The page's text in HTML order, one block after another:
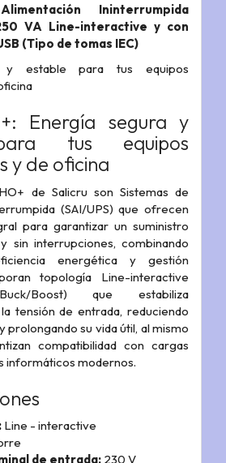
Ininterrumpida
VA Line-interactive y con
(Tipo de tomas IEC)
y estable para tus equipos
Energía segura y
tus equipos
y de oficina
de Salicru son Sistemas de
(SAI/UPS) que ofrecen
para garantizar un suministro
sin interrupciones, combinando
energética y gestión
topología Line-interactive
Boost) que estabiliza
tensión de entrada, reduciendo
prolongando su vida útil, al mismo
compatibilidad con cargas
informáticos modernos.
Line - interactive
de entrada: 230 V